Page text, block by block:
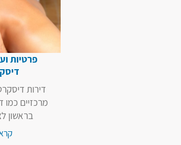
פרטיות
דירות
מרכזיים כמו
בראשון